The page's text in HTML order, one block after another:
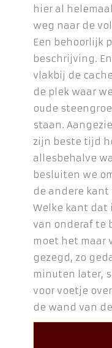
hier al
weg naar de
Een behoorlijk
beschrijving.
vlakbij de
de plek waar
oude
staan.
zijn beste tijd
allesbehalve
besluiten we
de andere
Welke kant dat
van onderaf te
moet het maar
gezegd, zo
minuten later,
voor voetje
de wand van